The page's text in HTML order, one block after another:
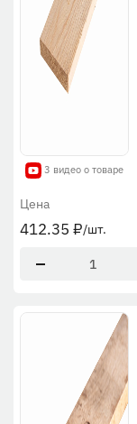
3 видео о товаре
Цена
412.35 ₽/шт.